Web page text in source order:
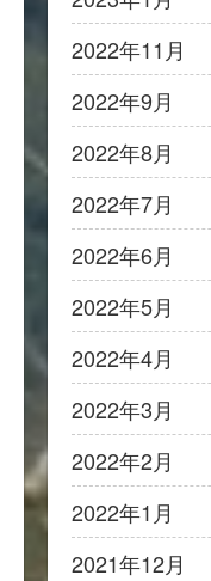
2022年11月
2022年9月
2022年8月
2022年7月
2022年6月
2022年5月
2022年4月
2022年3月
2022年2月
2022年1月
2021年12月